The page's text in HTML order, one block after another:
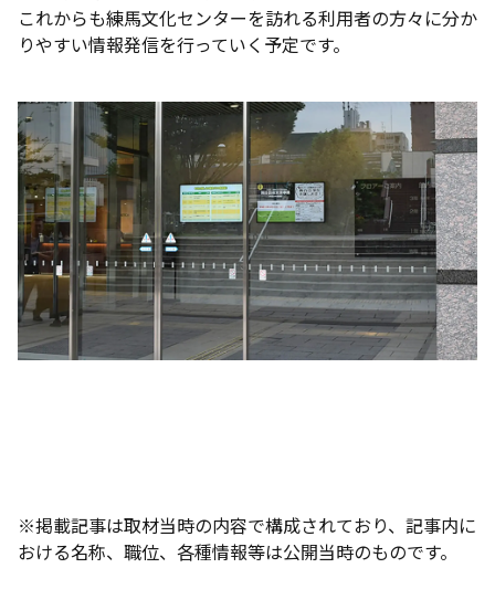
これからも練馬文化センターを訪れる利用者の方々に分か
りやすい情報発信を行っていく予定です。
※掲載記事は取材当時の内容で構成されており、記事内に
おける名称、職位、各種情報等は公開当時のものです。